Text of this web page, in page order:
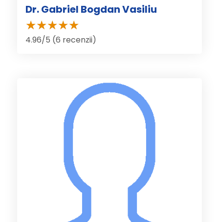
Dr. Gabriel Bogdan Vasiliu
4.96/5 (6 recenzii)